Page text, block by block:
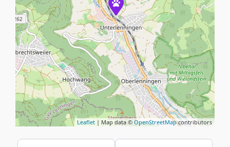
Leaflet | Map data © OpenStreetMapcontributors
Suchen nach In der Nähe